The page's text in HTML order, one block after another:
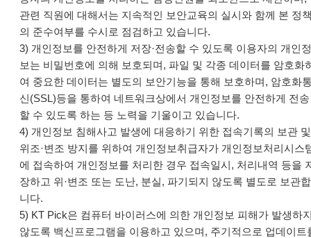
관련 직원에 대해서는 지속적인 보안교육의 실시와 함께 본 정
의 준수여부를 수시로 점검하고 있습니다.
3) 개인정보를 안전하게 저장·전송할 수 있도록 이용자의 개인정
보는 비밀번호에 의해 보호되며, 파일 및 각종 데이터를 암호화
여 중요한 데이터는 별도의 보안기능을 통해 보호하며, 암호화
신(SSL)등을 통하여 네트워크상에서 개인정보를 안전하게 전송
할 수 있도록 하는 등 노력을 기울이고 있습니다.
4) 개인정보 침해사고 발생에 대응하기 위한 접속기록의 보관 및
위조·변조 방지를 위하여 개인정보취급자가 개인정보처리시스
에 접속하여 개인정보를 처리한 경우 접속일시, 처리내역 등을
장하고 위·변조 또는 도난, 분실, 파기되지 않도록 별도로 보관합
니다.
5) KT Pick은 컴퓨터 바이러스에 의한 개인정보 피해가 발생하
않도록 백신프로그램을 이용하고 있으며, 주기적으로 업데이트